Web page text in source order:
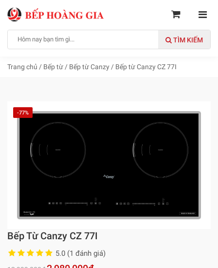
TÌM KIẾM
Trang chủ / Bếp từ / Bếp từ Canzy / Bếp từ Canzy CZ 77I
-77%
Bếp Từ Canzy CZ 77I
5.0 (1 đánh giá)